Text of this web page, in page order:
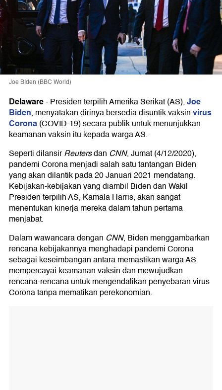
Joe BIden (BBC World)
Delaware-Presiden terpilih Amerika Serikat (AS),Joe
Biden, menyatakan dirinya bersedia disuntik vaksinvirus
Corona(COVID-19) secara publik untuk menunjukkan
keamanan vaksin itu kepada warga AS.
Seperti dilansirReutersdan CNN, Jumat (4/12/2020),
pandemi Corona menjadi salah satu tantangan Biden
yang akan dilantik pada 20 Januari 2021 mendatang.
Kebijakan-kebijakan yang diambil Biden dan Wakil
Presiden terpilih AS, Kamala Harris, akan sangat
menentukan kinerja mereka dalam tahun pertama
menjabat.
Dalam wawancara dengan CNN, Biden menggambarkan
rencana kebijakannya menghadapi pandemi Corona
sebagai keseimbangan antara memastikan warga AS
mempercayai keamanan vaksin dan mewujudkan
rencana-rencana untuk mengendalikan penyebaran virus
Corona tanpa mematikan perekonomian.